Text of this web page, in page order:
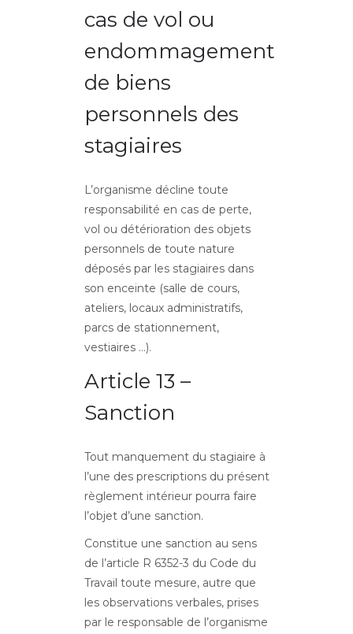
cas de vol ou
endommagement
de biens
personnels des
stagiaires
L’organisme décline toute
responsabilité en cas de perte,
vol ou détérioration des objets
personnels de toute nature
déposés par les stagiaires dans
son enceinte (salle de cours,
ateliers, locaux administratifs,
parcs de stationnement,
vestiaires …).
Article 13 –
Sanction
Tout manquement du stagiaire à
l’une des prescriptions du présent
règlement intérieur pourra faire
l’objet d’une sanction.
Constitue une sanction au sens
de l’article R 6352-3 du Code du
Travail toute mesure, autre que
les observations verbales, prises
par le responsable de l’organisme